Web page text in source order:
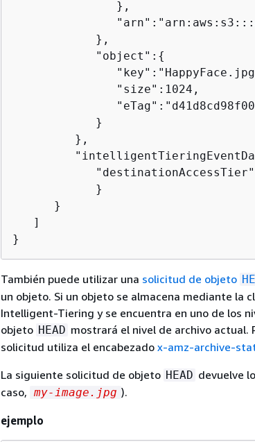
               },
               "arn":"arn:aws:s3:::
            },
            "object":
{
               "size":1024,
            }
         },
            }
      }
   ]
También puede utilizar una solicitud de objeto
un objeto. Si un objeto se almacena mediante la
Intelligent-Tiering y se encuentra en uno de los
objeto HEAD mostrará el nivel de archivo actual.
solicitud utiliza el encabezado x-amz-archive-
La siguiente solicitud de objeto HEAD devuelve
caso, my-image.jpg ).
ejemplo